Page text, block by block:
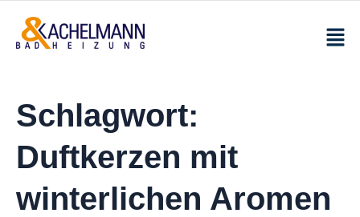
Schlagwort:
Duftkerzen mit
winterlichen Aromen